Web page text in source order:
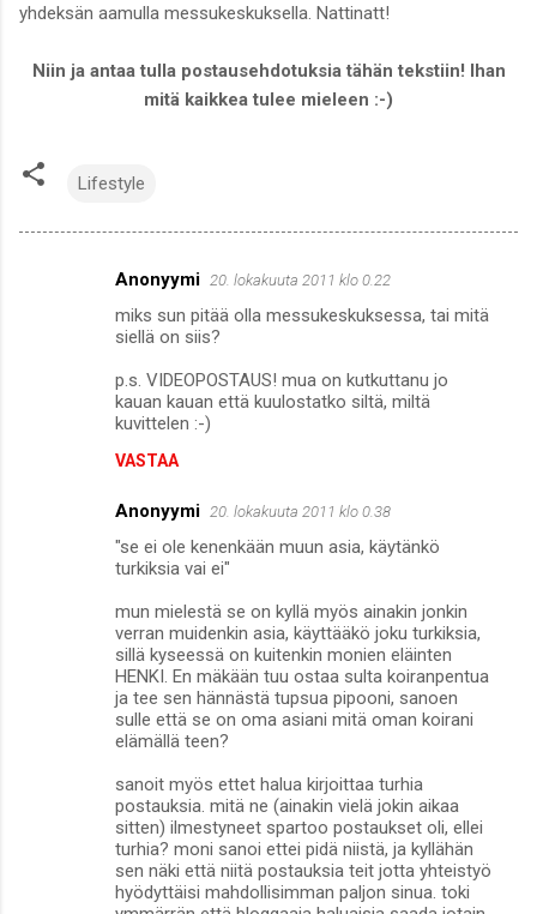
yhdeksän aamulla messukeskuksella. Nattinatt!
Niin ja antaa tulla postausehdotuksia tähän tekstiin! Ihan
mitä kaikkea tulee mieleen :-)
Lifestyle
Anonyymi 20. lokakuuta 2011 klo 0.22
miks sun pitää olla messukeskuksessa, tai mitä
siellä on siis?
p.s. VIDEOPOSTAUS! mua on kutkuttanu jo
kauan kauan että kuulostatko siltä, miltä
kuvittelen :-)
VASTAA
Anonyymi 20. lokakuuta 2011 klo 0.38
"se ei ole kenenkään muun asia, käytänkö
turkiksia vai ei"
mun mielestä se on kyllä myös ainakin jonkin
verran muidenkin asia, käyttääkö joku turkiksia,
sillä kyseessä on kuitenkin monien eläinten
HENKI. En mäkään tuu ostaa sulta koiranpentua
ja tee sen hännästä tupsua pipooni, sanoen
sulle että se on oma asiani mitä oman koirani
elämällä teen?
sanoit myös ettet halua kirjoittaa turhia
postauksia. mitä ne (ainakin vielä jokin aikaa
sitten) ilmestyneet spartoo postaukset oli, ellei
turhia? moni sanoi ettei pidä niistä, ja kyllähän
sen näki että niitä postauksia teit jotta yhteistyö
hyödyttäisi mahdollisimman paljon sinua. toki